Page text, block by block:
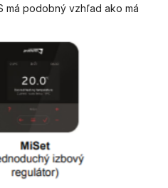
má podobný vzhľad ako má